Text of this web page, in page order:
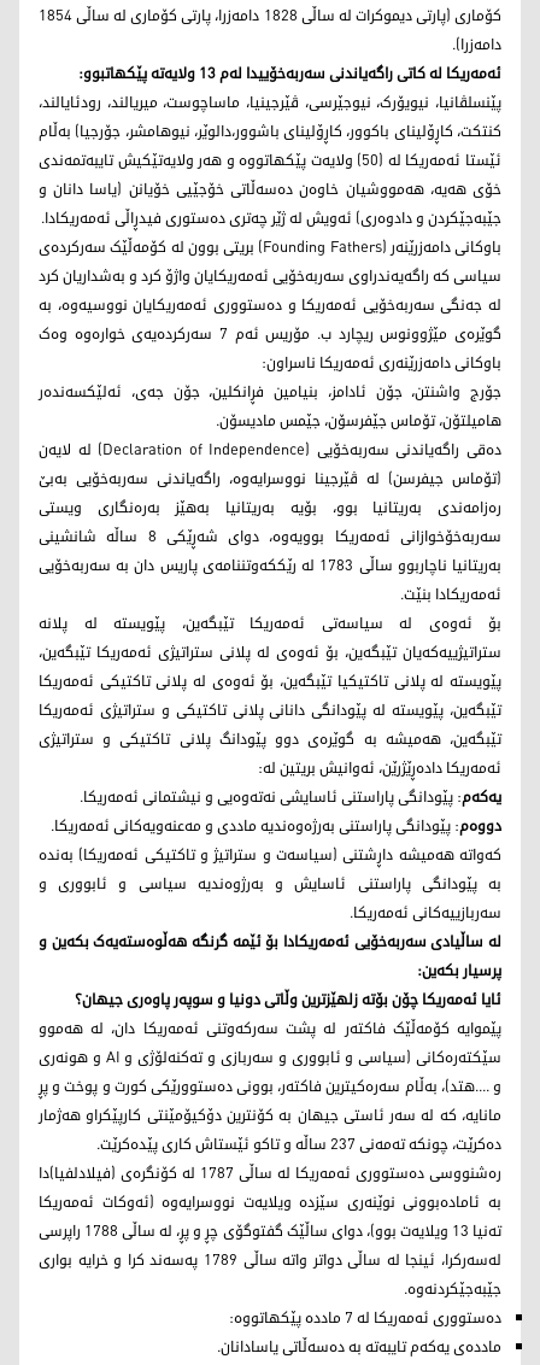
کۆماری (پارتی دیموکرات لە ساڵی 1828 دامەزرا، پارتی کۆماری لە ساڵی 1854
دامەزرا).
ئەمەریکا لە کاتی راگەیاندنی سەربەخۆییدا لەم 13 ولایەتە پێکھاتبوو:
پێنسلڤانیا، نیویۆرک، نیوجێرسی، ڤێرجینیا، ماساچوست، میریالند، رودئایالند،
کنتکت، کاڕۆلینای باکوور، کاڕۆلینای باشوور،دالوێر، نیوهامشر، جۆرجیا) بەڵام
ئێستا ئەمەریکا لە (50) ولایەت پێکهاتووە و هەر ولایەتێکیش تایبەتمەندی
خۆی هەیە، هەمووشیان خاوەن دەسەڵاتی خۆجێیی خۆیانن (یاسا دانان و
جێبەجێکردن و دادوەری) ئەویش لە ژێر چەتری دەستوری فیدڕاڵی ئەمەریکادا.
باوکانی دامەزرێنەر (Founding Fathers) بریتی بوون لە کۆمەڵێک سەرکردەی
سیاسی کە راگەیەندراوی سەربەخۆیی ئەمەریکایان واژۆ کرد و بەشداریان کرد
لە جەنگی سەربەخۆیی ئەمەریکا و دەستووری ئەمەریکایان نووسیەوە، بە
گوێرەی مێژوونوس ریچارد ب. مۆریس ئەم 7 سەرکردەیەی خوارەوە وەک
باوکانی دامەزرێنەری ئەمەریکا ناسراون:
جۆرج واشنتن، جۆن ئادامز، بنیامین فڕانکلین، جۆن جەی، ئەلێکسەندەر
ھامیلتۆن، تۆماس جێفرسۆن، جێمس مادیسۆن.
دەقی راگەیاندنی سەربەخۆیی (Declaration of Independence) لە لایەن
(تۆماس جیفرسن) لە ڤێرجینا نووسرایەوە، راگەیاندنی سەربەخۆیی بەبێ
رەزامەندی بەریتانیا بوو، بۆیە بەریتانیا بەهێز بەرەنگاری ویستی
سەربەخۆخوازانی ئەمەریکا بوویەوە، دوای شەڕێکی 8 ساڵە شانشینی
بەریتانیا ناچاربوو ساڵی 1783 لە رێكکەوتننامەی پاریس دان بە سەربەخۆیی
ئەمەریکادا بنێت.
بۆ ئەوەی لە سیاسەتی ئەمەریکا تێبگەین، پێویستە لە پلانە
ستراتیژییەکەیان تێبگەین، بۆ ئەوەی لە پلانی ستراتیژی ئەمەریکا تێبگەین،
پێویستە لە پلانی تاکتیکیا تێبگەین، بۆ ئەوەی لە پلانی تاکتیکی ئەمەریکا
تێبگەین، پێویستە لە پێودانگی دانانی پلانی تاکتیکی و ستراتیژی ئەمەریکا
تێبگەین، هەمیشە بە گوێرەی دوو پێودانگ پلانی تاکتیکی و ستراتیژی
ئەمەریکا دادەڕێژرێن، ئەوانیش بریتین لە:
یەکەم: پێودانگی پاراستنی ئاسایشی نەتەوەیی و نیشتمانی ئەمەریکا.
دووەم: پێودانگی پاراستنی بەرژەوەندیە ماددی و مەعنەویەکانی ئەمەریکا.
کەواتە هەمیشە داڕشتنی (سیاسەت و ستراتیژ و تاکتیکی ئەمەریکا) بەندە
بە پێودانگی پاراستنی ئاسایش و بەرژوەندیە سیاسی و ئابووری و
سەربازییەکانی ئەمەریکا.
لە ساڵیادی سەربەخۆیی ئەمەریکادا بۆ ئێمە گرنگە هەڵوەستەیەک بکەین و
پرسیار بکەین:
ئایا ئه‌مه‌ریكا چۆن بۆتە زلهێزترین وڵاتی دونیا و سوپه‌ر پاوه‌ری جیهان؟
پێموایە کۆمەڵێک فاکتەر لە پشت سەرکەوتنی ئه‌مه‌ریكا دان، لە هەموو
سێکتەرەکانی (سیاسی و ئابووری و سەربازی و تەکنەلۆژی و AI و هونەری
و ....هتد)، بەڵام سەرەکیترین فاکتەر، بوونی دەستوورێکی کورت و پوخت و پڕ
مانایە، کە لە سەر ئاستی جیهان بە کۆنترین دۆکیۆمێنتی کارپێکراو هەژمار
دەکرێت، چونکە تەمەنی 237 ساڵە و تاکو ئێستاش کاری پێدەکرێت.
رەشنووسی دەستووری ئه‌مه‌ریكا لە ساڵی 1787 لە کۆنگرەی (فیلادلفیا)دا
بە ئامادەبوونی نوێنەری سێزدە ویلایەت نووسرایەوە (ئەوکات ئه‌مه‌ریكا
تەنیا 13 ویلایەت بوو)، دوای ساڵێک گفتوگۆی چڕ و پڕ، لە ساڵی 1788 راپرسی
لەسەرکرا، ئینجا لە ساڵی دواتر واتە ساڵی 1789 پەسەند کرا و خرایە بواری
جێبەجێکردنەوە.
دەستووری ئه‌مه‌ریكا لە 7 ماددە پێکهاتووە:
ماددەی یەکەم تایبەتە بە دەسەڵاتی یاسادانان.